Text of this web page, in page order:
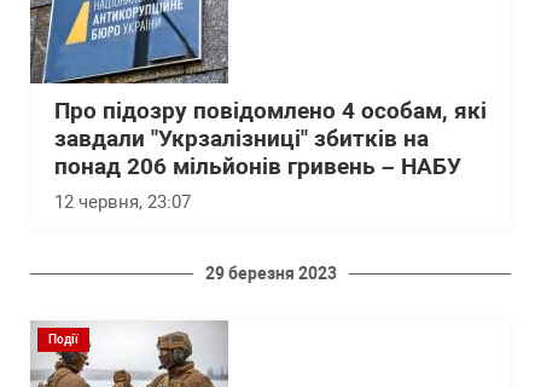
Про підозру повідомлено 4 особам, які
завдали "Укрзалізниці" збитків на
понад 206 мільйонів гривень – НАБУ
12 червня, 23:07
29 березня 2023
Події